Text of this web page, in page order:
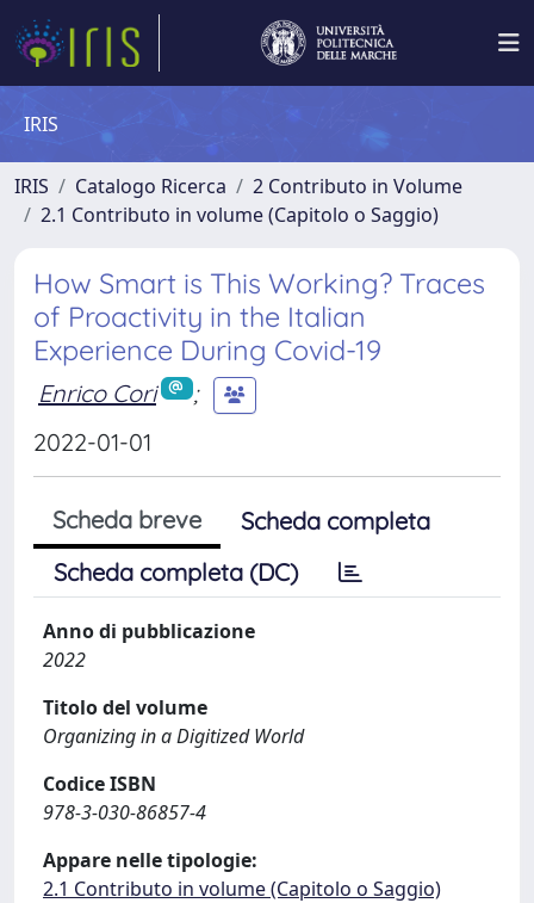
IRIS
IRIS Catalogo Ricerca
2 Contributo in Volume
2.1 Contributo in volume (Capitolo o Saggio)
How Smart is This Working? Traces
of Proactivity in the Italian
Experience During Covid-19
Enrico Cori
;
2022-01-01
Scheda breve
Scheda completa
Scheda completa (DC)
Anno di pubblicazione
2022
Titolo del volume
Organizing in a Digitized World
Codice ISBN
978-3-030-86857-4
Appare nelle tipologie:
2.1 Contributo in volume (Capitolo o Saggio)